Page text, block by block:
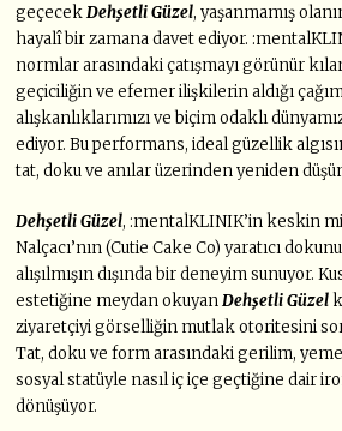
geçecekDehşetli Güzel, yaşanmamış
hayalî bir zamana davet ediyor.
normlar arasındaki çatışmayı görünür
geçiciliğin ve efemer ilişkilerin aldığı
alışkanlıklarımızı ve biçim odaklı
ediyor. Bu performans, ideal güzellik
tat, doku ve anılar üzerinden yeniden
Dehşetli Güzel, :mentalKLINIK’in keskin
Nalçacı’nın (Cutie Cake Co) yaratıcı
alışılmışın dışında bir deneyim sunuyor.
estetiğine meydan okuyanDehşetli Güzel
ziyaretçiyi görselliğin mutlak otoritesini
Tat, doku ve form arasındaki gerilim, yeme
sosyal statüyle nasıl iç içe geçtiğine dair
dönüşüyor.